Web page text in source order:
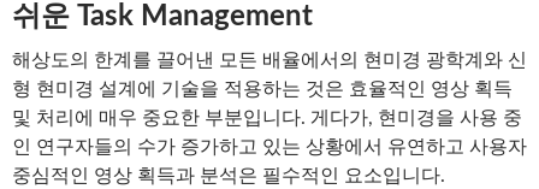
쉬운 Task Management
해상도의 한계를 끌어낸 모든 배율에서의 현미경 광학계와 신
형 현미경 설계에 기술을 적용하는 것은 효율적인 영상 획득
및 처리에 매우 중요한 부분입니다. 게다가, 현미경을 사용 중
인 연구자들의 수가 증가하고 있는 상황에서 유연하고 사용자
중심적인 영상 획득과 분석은 필수적인 요소입니다.